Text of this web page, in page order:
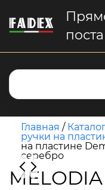
Главная /
ручки на
на пластине
серебро